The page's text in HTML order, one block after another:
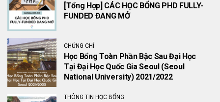
[Tổng Hợp] CÁC HỌC BỔNG PHD FULLY-
FUNDED ĐANG MỞ
CHỨNG CHỈ
Học Bổng Toàn Phần Bậc Sau Đại Học
Tại Đại Học Quốc Gia Seoul (Seoul
National University) 2021/2022
THÔNG TIN HỌC BỔNG